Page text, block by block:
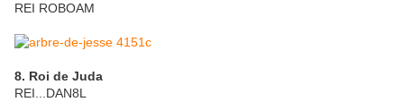
REI ROBOAM
8. Roi de Juda
REI...DAN8L